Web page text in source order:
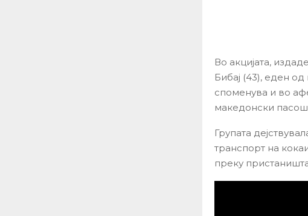
Во акцијата,
Бибај (43), еден
споменува и во
македонски
Групата
транспорт на
преку